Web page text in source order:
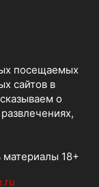
посещаемых
сайтов в
о
18+